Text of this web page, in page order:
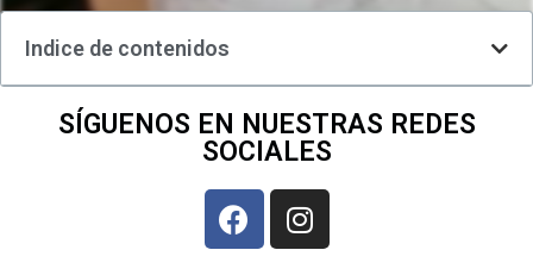
Indice de contenidos
SÍGUENOS EN NUESTRAS REDES
SOCIALES